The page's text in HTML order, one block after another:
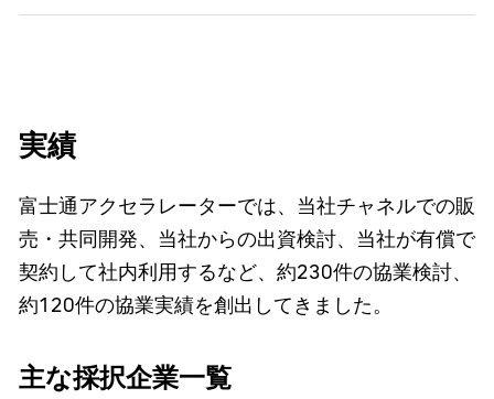
実績
富士通アクセラレーターでは、当社チャネルでの販
売・共同開発、当社からの出資検討、当社が有償で
契約して社内利用するなど、約230件の協業検討、
約120件の協業実績を創出してきました。
主な採択企業一覧